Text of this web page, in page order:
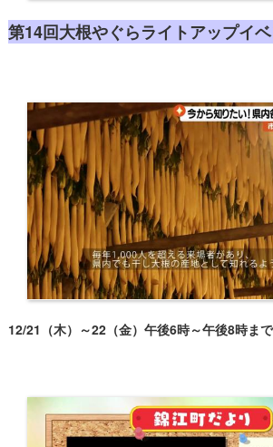
第14回大根やぐらライトアップイ
12/21（木）～22（金）午後6時～午後8時まで